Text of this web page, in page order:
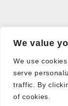
We value
We use
serve
traffic. By
of cookies.